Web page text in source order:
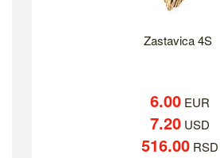
Zastavica 4S
6.00 EUR
7.20 USD
516.00 RSD